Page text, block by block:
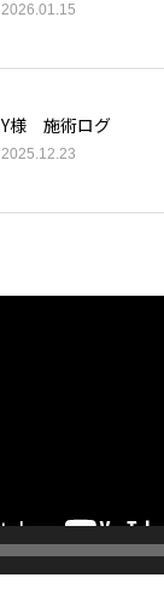
2026.01.15
Y様 施術ログ
2025.12.23